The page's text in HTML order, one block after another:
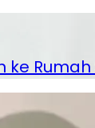
Rumah